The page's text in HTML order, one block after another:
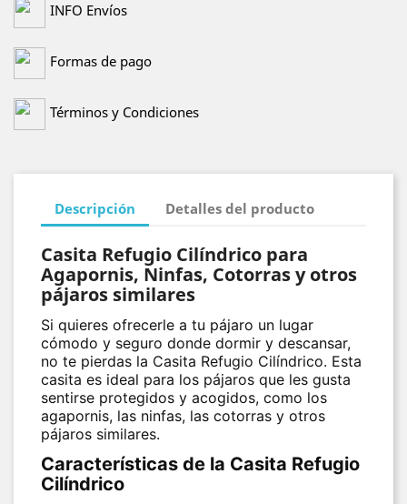
INFO Envíos
Formas de pago
Términos y Condiciones
Descripción Detalles del producto
Casita Refugio Cilíndrico para
Agapornis, Ninfas, Cotorras y otros
pájaros similares
Si quieres ofrecerle a tu pájaro un lugar
cómodo y seguro donde dormir y descansar,
no te pierdas la Casita Refugio Cilíndrico. Esta
casita es ideal para los pájaros que les gusta
sentirse protegidos y acogidos, como los
agapornis, las ninfas, las cotorras y otros
pájaros similares.
Características de la Casita Refugio
Cilíndrico